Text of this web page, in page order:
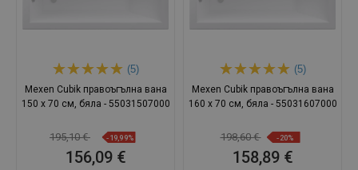
(5)
Mexen Cubik правоъгълна вана
150 x 70 см, бяла - 55031507000
195,10 € -19,99%
156,09 €
(5)
Mexen Cubik правоъгълна вана
160 x 70 см, бяла - 55031607000
198,60 € -20%
158,89 €